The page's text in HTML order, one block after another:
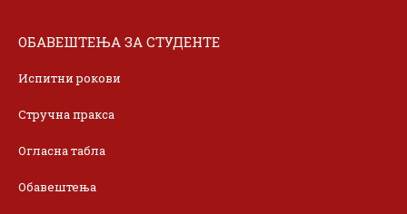
ОБАВЕШТЕЊА ЗА СТУДЕНТЕ
Испитни рокови
Стручна пракса
Огласна табла
Обавештења